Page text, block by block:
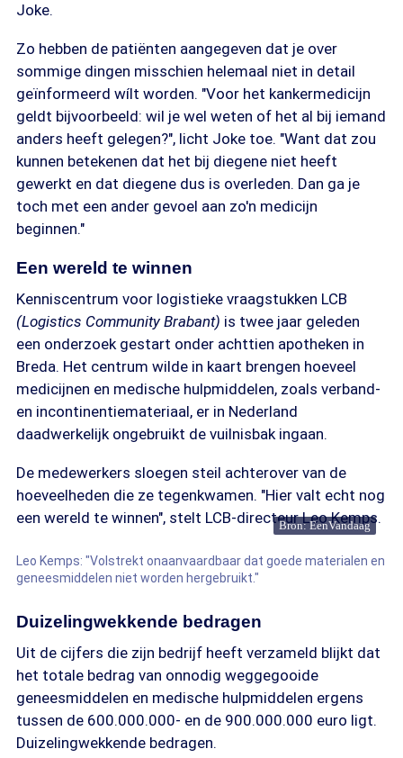
Joke.
Zo hebben de patiënten aangegeven dat je over
sommige dingen misschien helemaal niet in detail
geïnformeerd wílt worden. "Voor het kankermedicijn
geldt bijvoorbeeld: wil je wel weten of het al bij iemand
anders heeft gelegen?", licht Joke toe. "Want dat zou
kunnen betekenen dat het bij diegene niet heeft
gewerkt en dat diegene dus is overleden. Dan ga je
toch met een ander gevoel aan zo'n medicijn
beginnen."
Een wereld te winnen
Kenniscentrum voor logistieke vraagstukken LCB
(Logistics Community Brabant) is twee jaar geleden
een onderzoek gestart onder achttien apotheken in
Breda. Het centrum wilde in kaart brengen hoeveel
medicijnen en medische hulpmiddelen, zoals verband-
en incontinentiemateriaal, er in Nederland
daadwerkelijk ongebruikt de vuilnisbak ingaan.
De medewerkers sloegen steil achterover van de
hoeveelheden die ze tegenkwamen. "Hier valt echt nog
een wereld te winnen", stelt LCB-directeur Leo Kemps.
Bron: EenVandaag
Leo Kemps: "Volstrekt onaanvaardbaar dat goede materialen en
geneesmiddelen niet worden hergebruikt."
Duizelingwekkende bedragen
Uit de cijfers die zijn bedrijf heeft verzameld blijkt dat
het totale bedrag van onnodig weggegooide
geneesmiddelen en medische hulpmiddelen ergens
tussen de 600.000.000- en de 900.000.000 euro ligt.
Duizelingwekkende bedragen.